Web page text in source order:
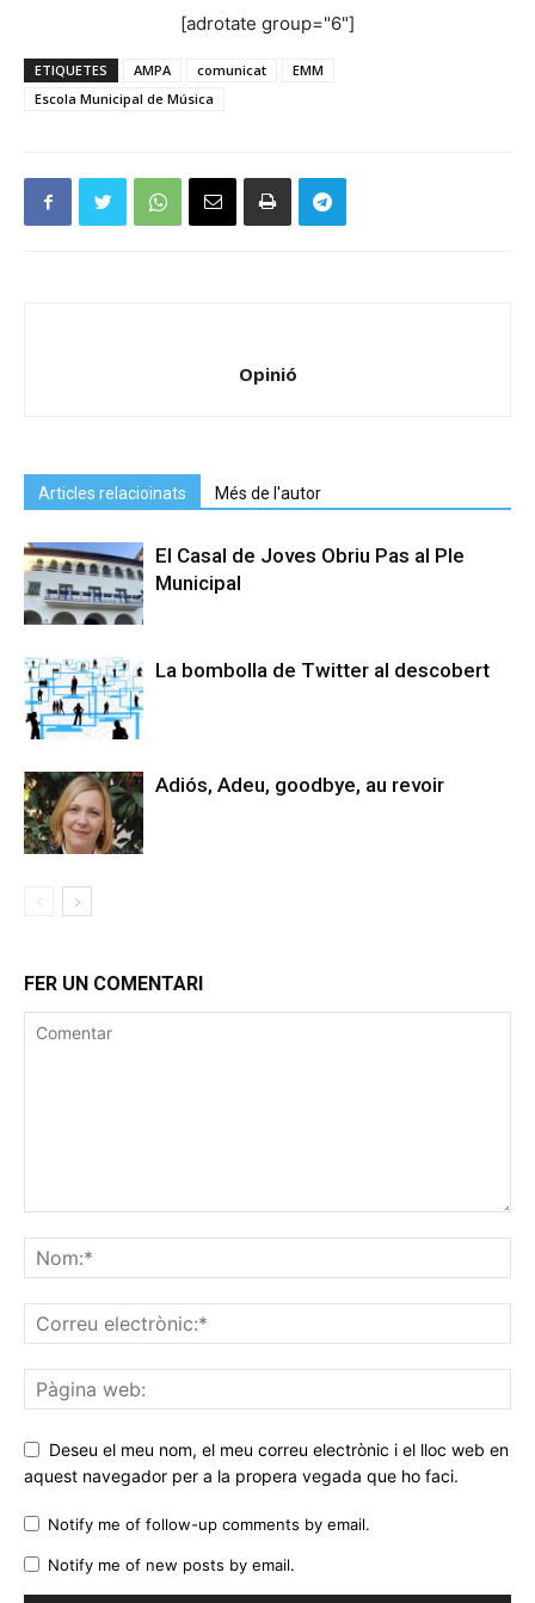
[adrotate group="6"]
ETIQUETES AMPA comunicat
EMM
Escola Municipal de Música
Opinió
Articles relacioinats Més de l'autor
El Casal de Joves Obriu Pas al Ple
Municipal
La bombolla de Twitter al descobert
Adiós, Adeu, goodbye, au revoir
FER UN COMENTARI
Deseu el meu nom, el meu correu electrònic i el lloc web en
aquest navegador per a la propera vegada que ho faci.
Notify me of follow-up comments by email.
Notify me of new posts by email.